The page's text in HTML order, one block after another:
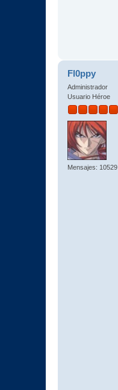
Fl0ppy
Administrador
Usuario Héroe
Mensajes: 10529